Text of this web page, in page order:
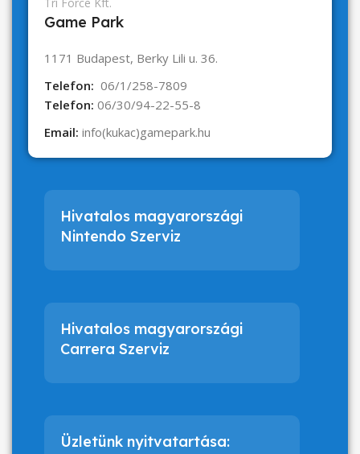
Game Park
1171 Budapest, Berky Lili u. 36.
Telefon: 06/1/258-7809
Telefon: 06/30/94-22-55-8
Email: info(kukac)gamepark.hu
Hivatalos magyarországi
Nintendo Szerviz
Hivatalos magyarországi
Carrera Szerviz
Üzletünk nyitvatartása: